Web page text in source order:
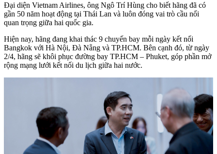
Đại diện Vietnam Airlines, ông Ngô Trí Hùng cho biết hãng đã có
gần 50 năm hoạt động tại Thái Lan và luôn đóng vai trò cầu nối
quan trọng giữa hai quốc gia.
Hiện nay, hãng đang khai thác 9 chuyến bay mỗi ngày kết nối
Bangkok với Hà Nội, Đà Nẵng và TP.HCM. Bên cạnh đó, từ ngày
2/4, hãng sẽ khôi phục đường bay TP.HCM – Phuket, góp phần mở
rộng mạng lưới kết nối du lịch giữa hai nước.